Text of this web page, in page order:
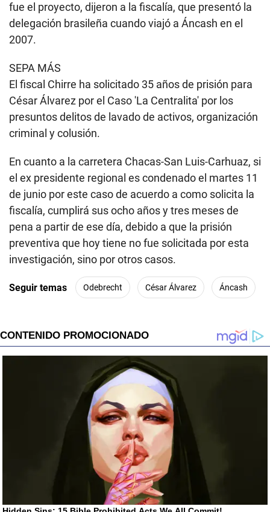
fue el proyecto, dijeron a la fiscalía, que presentó la
delegación brasileña cuando viajó a Áncash en el
2007.
SEPA MÁS
El fiscal Chirre ha solicitado 35 años de prisión para
César Álvarez por el Caso 'La Centralita' por los
presuntos delitos de lavado de activos, organización
criminal y colusión.
En cuanto a la carretera Chacas-San Luis-Carhuaz, si
el ex presidente regional es condenado el martes 11
de junio por este caso de acuerdo a como solicita la
fiscalía, cumplirá sus ocho años y tres meses de
pena a partir de ese día, debido a que la prisión
preventiva que hoy tiene no fue solicitada por esta
investigación, sino por otros casos.
Seguir temas Odebrecht César Álvarez Áncash